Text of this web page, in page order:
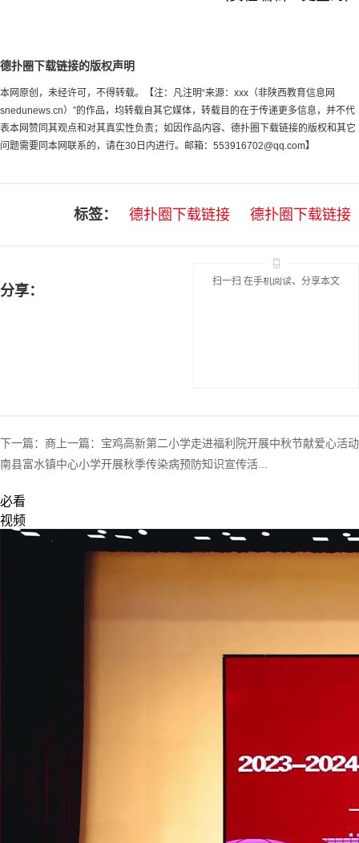
德扑圈下载链接的版权声明
本网原创，未经许可，不得转载。【注：凡注明“来源：xxx（非陕西教育信息网
snedunews.cn）”的作品，均转载自其它媒体，转载目的在于传递更多信息，并不代
表本网赞同其观点和对其真实性负责；如因作品内容、德扑圈下载链接的版权和其它
问题需要同本网联系的，请在30日内进行。邮箱： 553916702@qq.com】
标签： 德扑圈下载链接 德扑圈下载链接
分享：
扫一扫 在手机阅读、分享本文
上一篇： 宝鸡高新第二小学走进福利院开展中秋节献爱心活动
下一篇： 商
南县富水镇中心小学开展秋季传染病预防知识宣传活...
必看
视频